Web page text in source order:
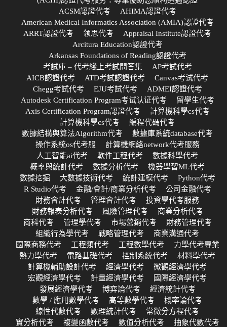
ACSM認證代考
AHIMA認證代考
American Medical Informatics Association (AMIA)認證代考
ARRT認證代考
领思代考
Appraisal Institute認證代考
Arcitura Education認證代考
Arkansas Foundations of Reading認證代考
考試庫 – 代考綫上考試問答集
AP考試代考
AICB認證代考
ATD考試認證代考
Canvas考试代考
Chegg考試代考
EJU考試代考
ADMEI認證代考
Autodesk Certification Program考试认证代考
留學生代考
Axis Certification Program認證代考
計算機科學cs代考
計算機科學cs代考
編程代碼代考
數據結構與算法Algorithm代考
數據庫系統database代考
操作系統os代考服
計算機網絡network代考服務
人工智能ai代考
軟件工程代考
數據科學代考
概率與統計代考
數據分析代考
機器學習ML代考
數據挖掘
大數據技術代考 統計建模代考
Python代考
R Studio代考
金融/會計/商業分析代考
公司金融代考
財務會計代考
管理會計代考
投資學代考服務
財務報表分析代考
風險管理代考
商業分析代考
商科代考
管理學代考 市場營銷代考
財務管理代考
組織行為學代考
戰略管理代考
商業溝通代考
國際商務代考
工程類代考 工程數學代考
力學代考專業
熱力學代考
電路基礎代考 控制系統代考
材料學代考
計算機輔助設計代考
經濟學代考
微觀經濟學代考
宏觀經濟學代考
計量經濟學代考
國際經濟學代考
發展經濟學代考
博弈論代考
經濟統計代考
數學 / 應用數學代考
高等數學代考
概率論代考
線性代數代考
數理統計代考
常微分方程代考
實分析代考
複變函數代考 數值分析代考 抽象代數代考